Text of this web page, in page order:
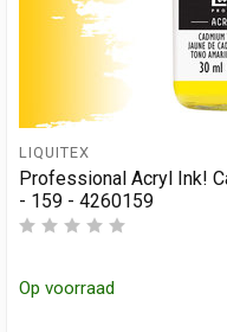
LIQUITEX
Professional Acryl Ink!
- 159 - 4260159
Op voorraad